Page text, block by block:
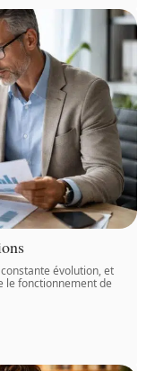
évolution, et
le fonctionnement de